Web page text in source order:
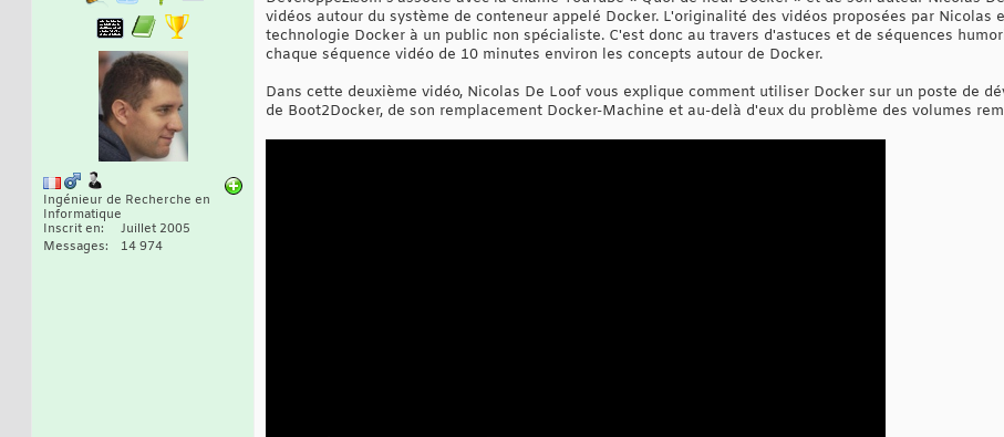
Ingénieur de Recherche en
Informatique
Inscrit en
Juillet 2005
Messages
14 974
vidéos autour du système de conteneur appelé Docker. L'originalité des vidéos proposées par Nicolas
technologie Docker à un public non spécialiste. C'est donc au travers d'astuces et de séquences
chaque séquence vidéo de 10 minutes environ les concepts autour de Docker.
Dans cette deuxième vidéo, Nicolas De Loof vous explique comment utiliser Docker sur un poste de
de Boot2Docker, de son remplacement Docker-Machine et au-delà d'eux du problème des volumes